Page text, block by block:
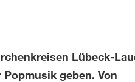
Lübeck-
geben. Von